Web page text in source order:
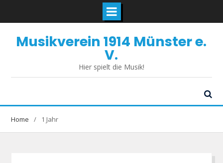
contentMusikverein 1914 Münster e.
V.
Hier spielt die Musik!
Home 1 Jahr